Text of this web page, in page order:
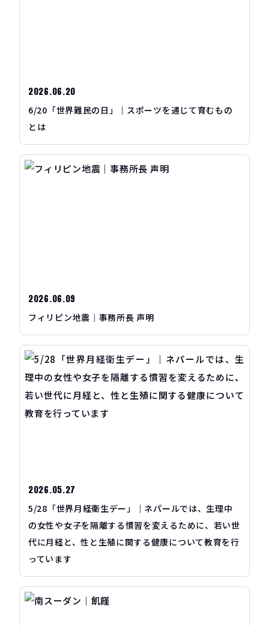
2026.06.20
6/20「世界難民の日」｜スポーツを通じて育むもの
とは
2026.06.09
フィリピン地震｜事務所長 声明
2026.05.27
5/28「世界月経衛生デー」｜ネパールでは、生理中
の女性や女子を隔離する慣習を変えるために、若い世
代に月経と、性と生殖に関する健康について教育を行
っています